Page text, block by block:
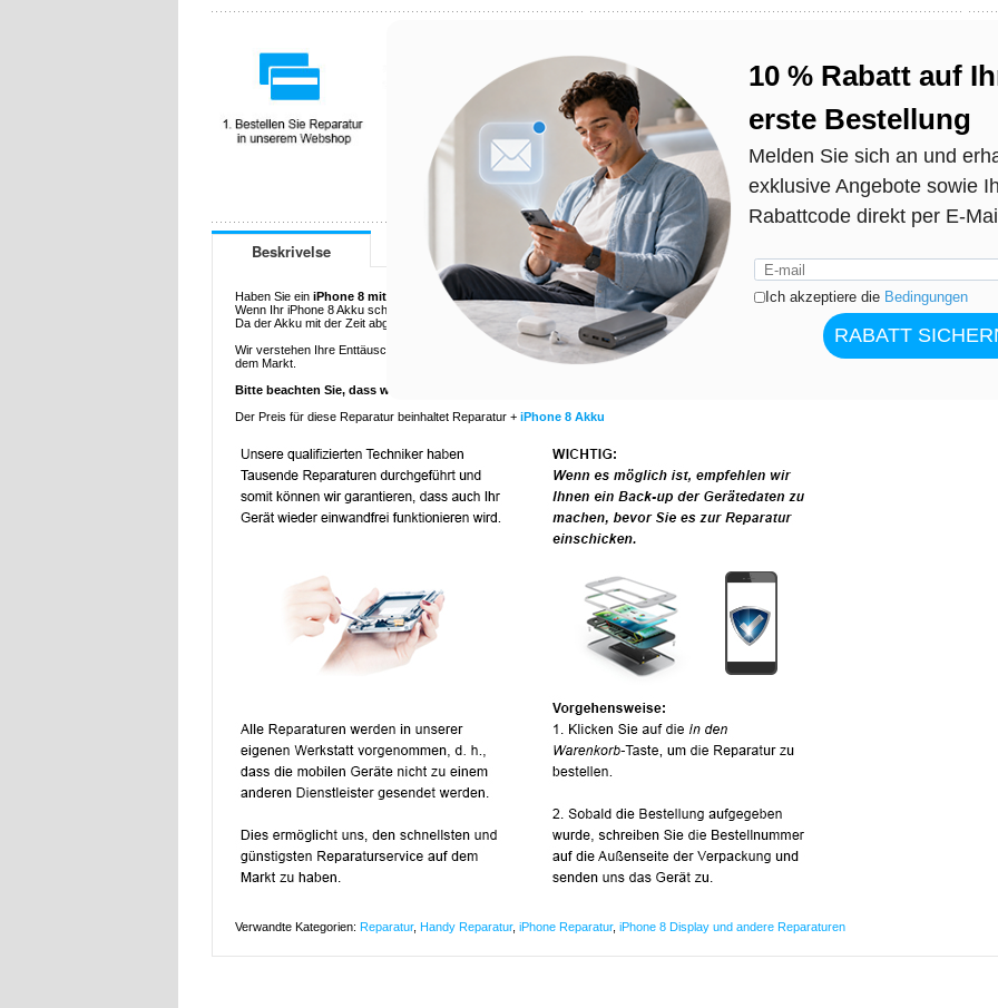
Beskrivelse
Haben Sie ein iPhone 8 mit einem schlechten Akku?
Wenn Ihr iPhone 8 Akku schwach geworden ist oder beschädigt wurde, wir können die Reparatur des iPhone 8 Akku für Sie durchführen.
Da der Akku mit der Zeit abgenutzt wird, könnte es notwendig sein, ihn zu ersetzen.
Wir verstehen Ihre Enttäuschung darüber, dass Ihr alter Akku defekt ist und daher ist unser Preis für diese Reparatur einer der niedrigsten auf
dem Markt.
Bitte beachten Sie, dass wir nicht garantieren können, dass das Gerät nach der Reparatur weiterhin wasserdicht ist.
Der Preis für diese Reparatur beinhaltet Reparatur + iPhone 8 Akku
Verwandte Kategorien: Reparatur, Handy Reparatur, iPhone Reparatur, iPhone 8 Display und andere Reparaturen